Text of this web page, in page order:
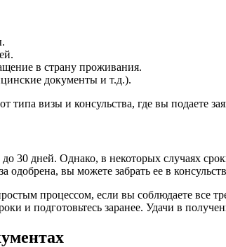
в страну проживания.
документы и т.д.).
типа визы и консульства, где вы подаете
30 дней. Однако, в некоторых случаях
одобрена, вы можете забрать ее в
процессом, если вы соблюдаете все
и подготовьтесь заранее. Удачи в